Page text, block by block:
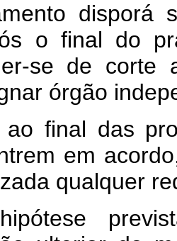
disporá
o final do
se de
órgão
final das
em
qualquer